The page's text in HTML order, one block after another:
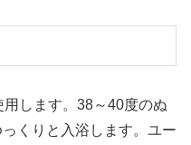
します。38～40度のぬ
くりと入浴します。ユー